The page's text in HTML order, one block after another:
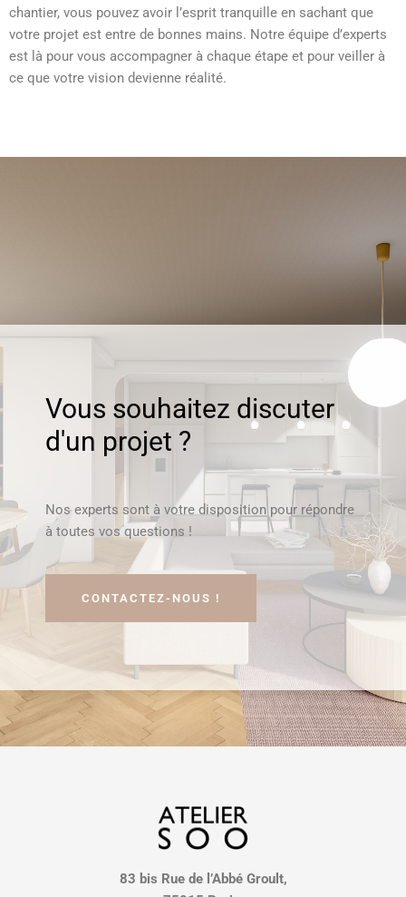
chantier, vous pouvez avoir l’esprit tranquille en sachant que
votre projet est entre de bonnes mains. Notre équipe d’experts
est là pour vous accompagner à chaque étape et pour veiller à
ce que votre vision devienne réalité.
Vous souhaitez discuter
d'un projet ?
Nos experts sont à votre disposition pour répondre
à toutes vos questions !
CONTACTEZ-NOUS !
83 bis Rue de l’Abbé Groult,